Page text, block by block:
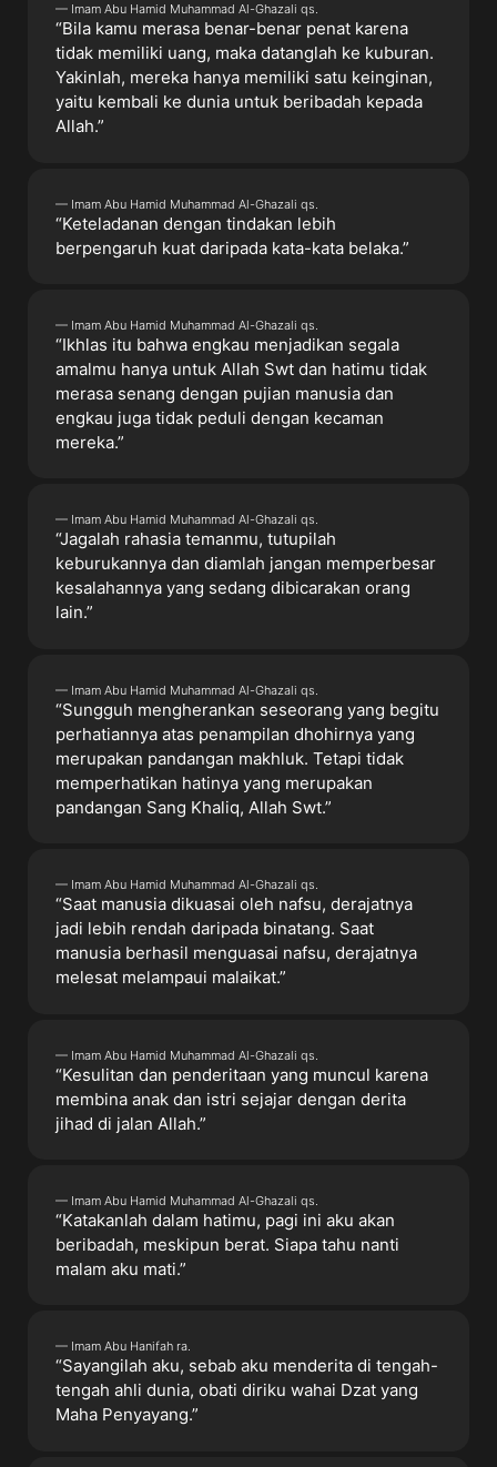
— Imam Abu Hamid Muhammad Al-Ghazali qs.
“Bila kamu merasa benar-benar penat karena
tidak memiliki uang, maka datanglah ke kuburan.
Yakinlah, mereka hanya memiliki satu keinginan,
yaitu kembali ke dunia untuk beribadah kepada
Allah.”
— Imam Abu Hamid Muhammad Al-Ghazali qs.
“Keteladanan dengan tindakan lebih
berpengaruh kuat daripada kata-kata belaka.”
— Imam Abu Hamid Muhammad Al-Ghazali qs.
“Ikhlas itu bahwa engkau menjadikan segala
amalmu hanya untuk Allah Swt dan hatimu tidak
merasa senang dengan pujian manusia dan
engkau juga tidak peduli dengan kecaman
mereka.”
— Imam Abu Hamid Muhammad Al-Ghazali qs.
“Jagalah rahasia temanmu, tutupilah
keburukannya dan diamlah jangan memperbesar
kesalahannya yang sedang dibicarakan orang
lain.”
— Imam Abu Hamid Muhammad Al-Ghazali qs.
“Sungguh mengherankan seseorang yang begitu
perhatiannya atas penampilan dhohirnya yang
merupakan pandangan makhluk. Tetapi tidak
memperhatikan hatinya yang merupakan
pandangan Sang Khaliq, Allah Swt.”
— Imam Abu Hamid Muhammad Al-Ghazali qs.
“Saat manusia dikuasai oleh nafsu, derajatnya
jadi lebih rendah daripada binatang. Saat
manusia berhasil menguasai nafsu, derajatnya
melesat melampaui malaikat.”
— Imam Abu Hamid Muhammad Al-Ghazali qs.
“Kesulitan dan penderitaan yang muncul karena
membina anak dan istri sejajar dengan derita
jihad di jalan Allah.”
— Imam Abu Hamid Muhammad Al-Ghazali qs.
“Katakanlah dalam hatimu, pagi ini aku akan
beribadah, meskipun berat. Siapa tahu nanti
malam aku mati.”
— Imam Abu Hanifah ra.
“Sayangilah aku, sebab aku menderita di tengah-
tengah ahli dunia, obati diriku wahai Dzat yang
Maha Penyayang.”